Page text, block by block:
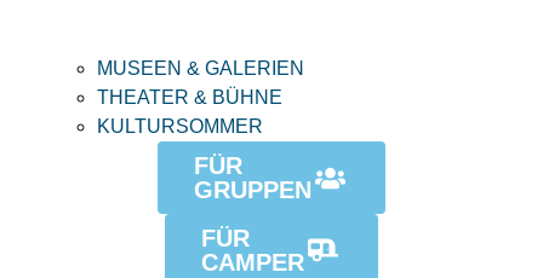
MUSEEN & GALERIEN
THEATER & BÜHNE
KULTURSOMMER
FÜR
GRUPPEN
FÜR
CAMPER